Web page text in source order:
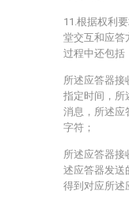
11.根据权利
堂交互和应答
过程中还包括
所述应答器接
指定时间，所
消息，所述应
字符；
所述应答器接
述应答器发送
得到对应所述